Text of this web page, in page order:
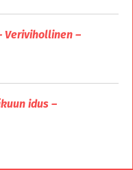
Verivihollinen –
idus –